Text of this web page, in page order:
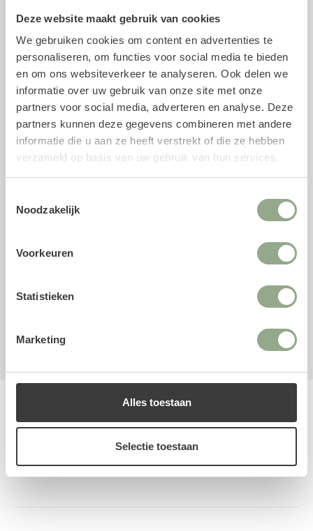
Deze website maakt gebruik van cookies
We gebruiken cookies om content en advertenties te
personaliseren, om functies voor social media te bieden
en om ons websiteverkeer te analyseren. Ook delen we
informatie over uw gebruik van onze site met onze
partners voor social media, adverteren en analyse. Deze
partners kunnen deze gegevens combineren met andere
informatie die u aan ze heeft verstrekt of die ze hebben
verzameld op basis van uw gebruik van hun services.
Noodzakelijk
Voorkeuren
Statistieken
Marketing
Alles toestaan
Selectie toestaan
Specificaties kunststeel
Soort: Roos
Lengte: 63 cm
Kleur: Wit
Vorm: Bolvormig
Materiaal: Zijde en kunststof
Met onze unieke
is het mogelijk om de
geur van verse snijbloemen toe te voegen aan jouw
kunststelen. Het parfum is speciaal ontwikkeld voor
zijden bloemen en biedt naast een natuurgetrouwe geur
minder stof aantrekken en langer fris blijven.
Reviews